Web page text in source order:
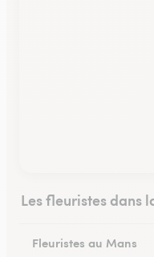
Les fleuristes dans
Fleuristes au Mans